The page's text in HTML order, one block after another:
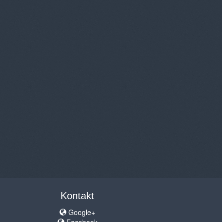
Kontakt
Google+